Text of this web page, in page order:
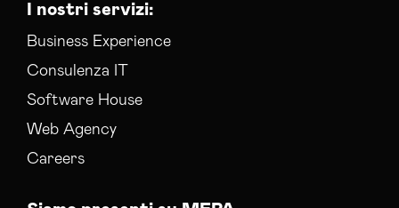
I nostri servizi:
Business Experience
Consulenza IT
Software House
Web Agency
Careers